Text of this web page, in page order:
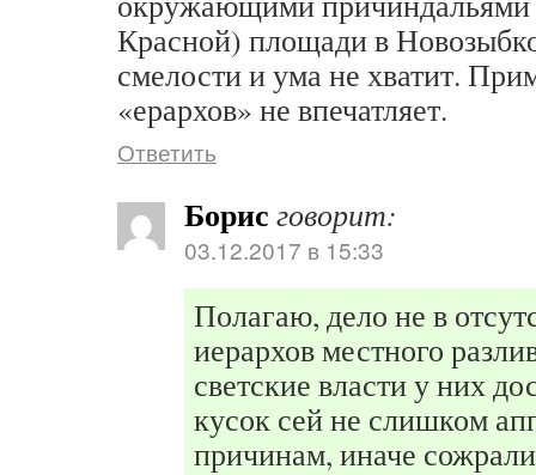
Красной) площади в
смелости и ума не хватит.
«ерархов» не впечатляет.
Ответить
Борис говорит:
03.12.2017 в 15:33
Полагаю, дело не в
иерархов местного
светские власти у них
кусок сей не слишком
причинам, иначе